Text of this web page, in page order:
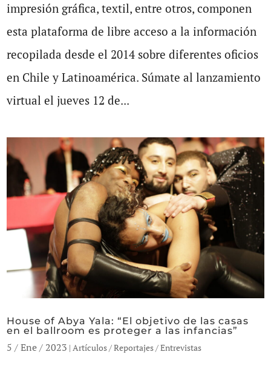
impresión gráfica, textil, entre otros, componen
esta plataforma de libre acceso a la información
recopilada desde el 2014 sobre diferentes oficios
en Chile y Latinoamérica. Súmate al lanzamiento
virtual el jueves 12 de...
House of Abya Yala: “El objetivo de las casas
en el ballroom es proteger a las infancias”
5 / Ene / 2023 |Artículos / Reportajes / Entrevistas